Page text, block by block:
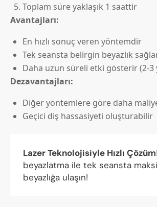
Toplam süre yaklaşık 1 saattir
Avantajları:
En hızlı sonuç veren yöntemdir
Tek seansta belirgin beyazlık
Daha uzun süreli etki gösterir (2-3
Dezavantajları:
Diğer yöntemlere göre daha
Geçici diş hassasiyeti oluşturabilir
Lazer Teknolojisiyle Hızlı
beyazlatma ile tek seansta
beyazlığa ulaşın!